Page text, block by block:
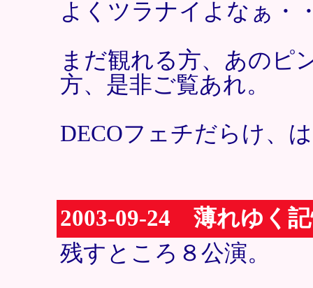
よくツラナイよなぁ
まだ観れる方、あのピ
方、是非ご覧あれ。
DECOフェチだらけ、
2003-09-24 薄れゆく
残すところ８公演。